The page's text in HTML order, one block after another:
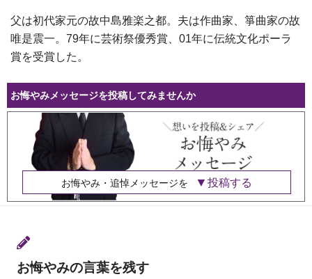
父は初代家元の故中島雅楽之都。夫は作曲家、箏曲家の故
唯是震一。79年に芸術祭優秀賞、01年に伝統文化ポーラ
賞を受賞した。
お悔やみメッセージを投稿してみませんか
お悔やみ・追悼メッセージを 投稿する
お悔やみの言葉を残す